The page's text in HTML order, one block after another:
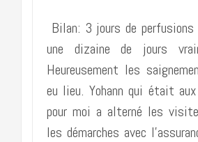
Bilan: 3 jours de
une dizaine de jours
Heureusement les
eu lieu. Yohann qui était
pour moi a alterné les
les démarches avec